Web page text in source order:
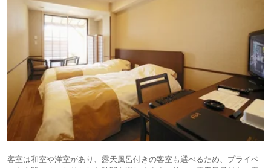
客室は和室や洋室があり、露天風呂付きの客室も選べるため、プライベ